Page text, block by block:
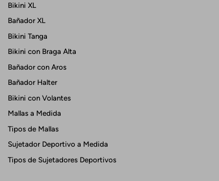
Bikini XL
Bañador XL
Bikini Tanga
Bikini con Braga Alta
Bañador con Aros
Bañador Halter
Bikini con Volantes
Mallas a Medida
Tipos de Mallas
Sujetador Deportivo a Medida
Tipos de Sujetadores Deportivos